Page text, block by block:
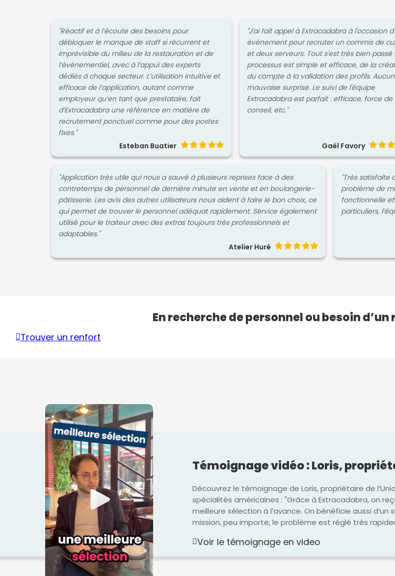
"Réactif et à l’écoute des besoins pour
débloquer le manque de staff si récurrent et
imprévisible du milieu de la restauration et de
l’événementiel, avec à l’appui des experts
dédiés à chaque secteur. L’utilisation intuitive et
efficace de l’application, autant comme
employeur qu’en tant que prestataire, fait
d’Extracadabra une référence en matière de
recrutement ponctuel comme pour des postes
fixes."
Esteban Buatier
"J'ai fait appel à Extracadabra à l'occasion
événement pour recruter un commis de
et deux serveurs. Tout s'est très bien passé
processus est simple et efficace, de la
du compte à la validation des profils.
mauvaise surprise. Le suivi de l'équipe
Extracadabra est parfait : efficace, force de
conseil, etc."
Gaël Favory
"Application très utile qui nous a sauvé à plusieurs reprises face à des
contretemps de personnel de dernière minute en vente et en boulangerie-
pâtisserie. Les avis des autres utilisateurs nous aident à faire le bon choix, ce
qui permet de trouver le personnel adéquat rapidement. Service également
utilisé pour le traiteur avec des extras toujours très professionnels et
adaptables."
Atelier Huré
"Très satisfaite
problème de
fonctionnelle
particuliers,
En recherche de personnel ou besoin
Trouver un renfort
Témoignage vidéo : Loris,
Découvrez le témoignage de Loris, propriétaire de
spécialités américaines : "Grâce à Extracadabra, on
meilleure sélection à l’avance. On bénéficie aussi
mission, peu importe, le problème est réglé très
Voir le témoignage en video